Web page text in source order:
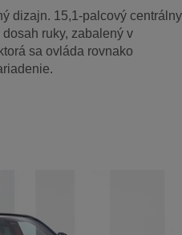
dizajn. 15,1-palcový centrálny
ruky, zabalený v
sa ovláda rovnako